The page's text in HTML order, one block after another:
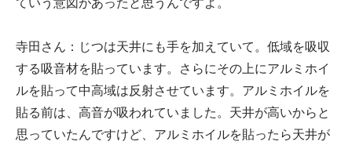
寺田さん：じつは天井にも手を加えていて。低域を吸収
する吸音材を貼っています。さらにその上にアルミホイ
ルを貼って中高域は反射させています。アルミホイルを
貼る前は、高音が吸われていました。天井が高いからと
思っていたんですけど、アルミホイルを貼ったら天井が